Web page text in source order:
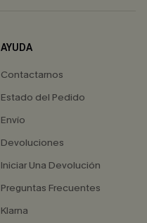
AYUDA
Contactarnos
Estado del Pedido
Envío
Devoluciones
Iniciar Una Devolución
Preguntas Frecuentes
Klarna